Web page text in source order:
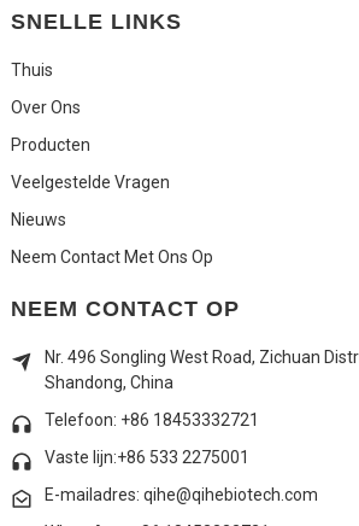
SNELLE LINKS
Thuis
Over Ons
Producten
Veelgestelde Vragen
Nieuws
Neem Contact Met Ons Op
NEEM CONTACT OP
Nr. 496 Songling West Road, Zichuan
Shandong, China
Telefoon: +86 18453332721
Vaste lijn:+86 533 2275001
E-mailadres: qihe@qihebiotech.com